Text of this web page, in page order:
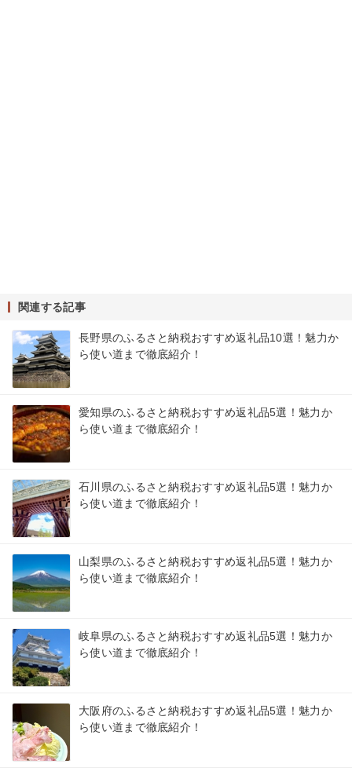
関連する記事
長野県のふるさと納税おすすめ返礼品10選！魅力か
ら使い道まで徹底紹介！
愛知県のふるさと納税おすすめ返礼品5選！魅力か
ら使い道まで徹底紹介！
石川県のふるさと納税おすすめ返礼品5選！魅力か
ら使い道まで徹底紹介！
山梨県のふるさと納税おすすめ返礼品5選！魅力か
ら使い道まで徹底紹介！
岐阜県のふるさと納税おすすめ返礼品5選！魅力か
ら使い道まで徹底紹介！
大阪府のふるさと納税おすすめ返礼品5選！魅力か
ら使い道まで徹底紹介！